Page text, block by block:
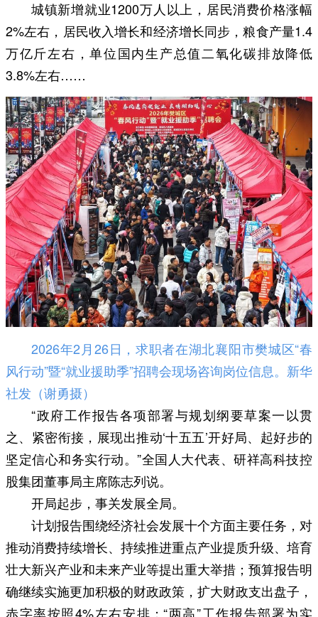
城镇新增就业1200万人以上，居民消费价格涨幅
2%左右，居民收入增长和经济增长同步，粮食产量1.4
万亿斤左右，单位国内生产总值二氧化碳排放降低
3.8%左右……
2026年2月26日，求职者在湖北襄阳市樊城区“春
风行动”暨“就业援助季”招聘会现场咨询岗位信息。新华
社发（谢勇摄）
“政府工作报告各项部署与规划纲要草案一以贯
之、紧密衔接，展现出推动‘十五五’开好局、起好步的
坚定信心和务实行动。”全国人大代表、研祥高科技控
股集团董事局主席陈志列说。
开局起步，事关发展全局。
计划报告围绕经济社会发展十个方面主要任务，对
推动消费持续增长、持续推进重点产业提质升级、培育
壮大新兴产业和未来产业等提出重大举措；预算报告明
确继续实施更加积极的财政政策，扩大财政支出盘子，
赤字率按照4%左右安排；“两高”工作报告部署为实